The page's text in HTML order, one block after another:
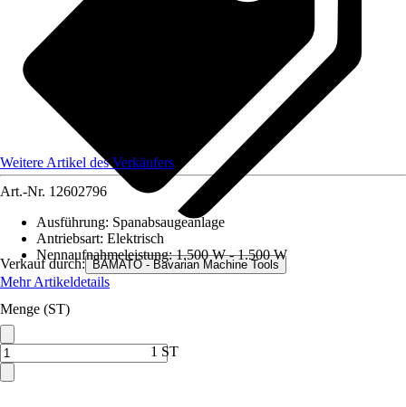
Verkauf durch: BAMATO - Bavarian Machine Tools
Weitere Artikel des Verkäufers
Art.-Nr. 12602796
Ausführung: Spanabsaugeanlage
Antriebsart: Elektrisch
Nennaufnahmeleistung:1.500 W - 1.500 W
Mehr Artikeldetails
Menge (ST)
1 ST